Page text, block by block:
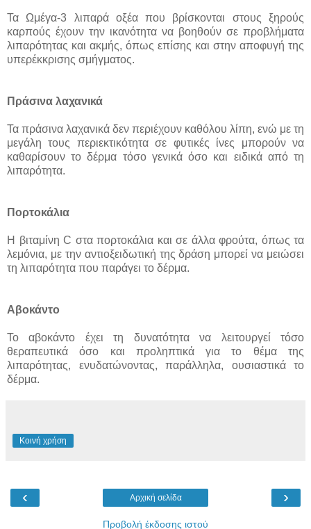
Τα Ωμέγα-3 λιπαρά οξέα που βρίσκονται στους ξηρούς
καρπούς έχουν την ικανότητα να βοηθούν σε προβλήματα
λιπαρότητας και ακμής, όπως επίσης και στην αποφυγή της
υπερέκκρισης σμήγματος.
Πράσινα λαχανικά
Τα πράσινα λαχανικά δεν περιέχουν καθόλου λίπη, ενώ με τη
μεγάλη τους περιεκτικότητα σε φυτικές ίνες μπορούν να
καθαρίσουν το δέρμα τόσο γενικά όσο και ειδικά από τη
λιπαρότητα.
Πορτοκάλια
Η βιταμίνη C στα πορτοκάλια και σε άλλα φρούτα, όπως τα
λεμόνια, με την αντιοξειδωτική της δράση μπορεί να μειώσει
τη λιπαρότητα που παράγει το δέρμα.
Αβοκάντο
Το αβοκάντο έχει τη δυνατότητα να λειτουργεί τόσο
θεραπευτικά όσο και προληπτικά για το θέμα της
λιπαρότητας, ενυδατώνοντας, παράλληλα, ουσιαστικά το
δέρμα.
Κοινή χρήση
‹ ›
Αρχική σελίδα
Προβολή έκδοσης ιστού